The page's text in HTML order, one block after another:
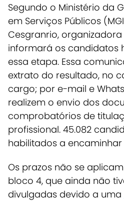
Segundo o Ministério da
em Serviços Públicos
Cesgranrio,
informará os candidatos
essa etapa. Essa
extrato do resultado, no
cargo; por e-mail e
realizem o envio dos
comprobatórios de
profissional. 45.082
habilitados a encaminhar
Os prazos não se
bloco 4, que ainda não
divulgadas devido a uma